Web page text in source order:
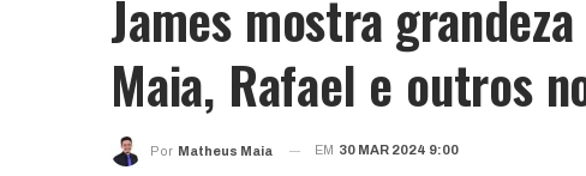
James mostra
Maia, Rafael e outros
Por Matheus Maia EM 30 MAR 2024 9:00